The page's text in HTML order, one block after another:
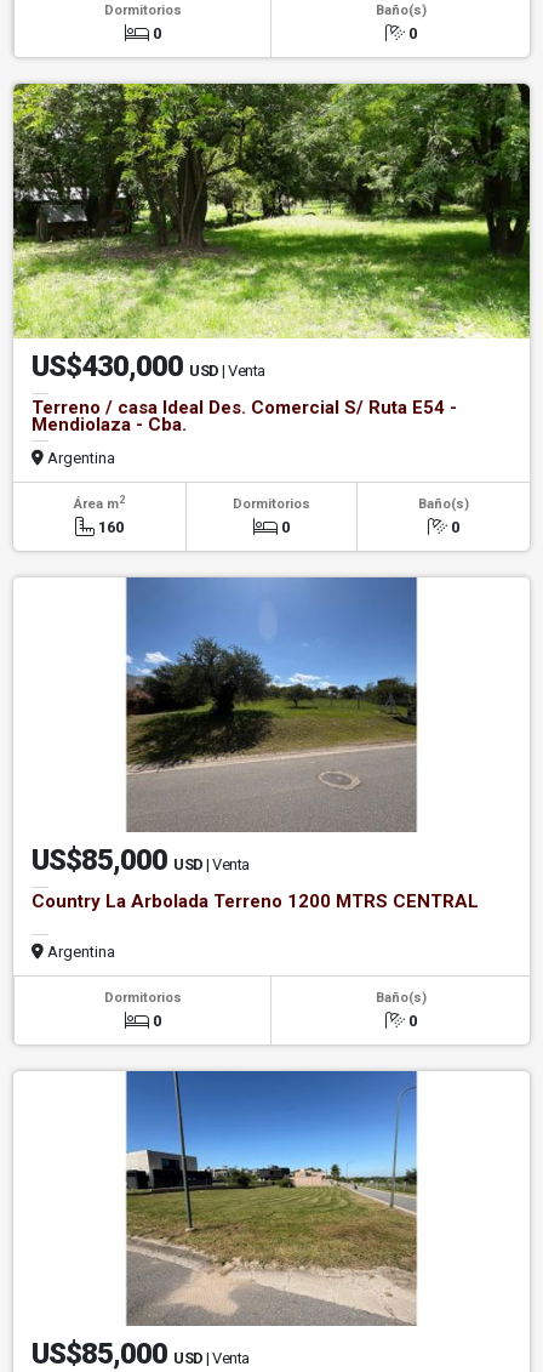
Dormitorios
0
Baño(s)
0
US$430,000 USD | Venta
Terreno / casa Ideal Des. Comercial S/ Ruta E54 -
Mendiolaza - Cba.
Argentina
Área m2
160
Dormitorios
0
Baño(s)
0
US$85,000 USD | Venta
Country La Arbolada Terreno 1200 MTRS CENTRAL
Argentina
Dormitorios
0
Baño(s)
0
US$85,000 USD | Venta